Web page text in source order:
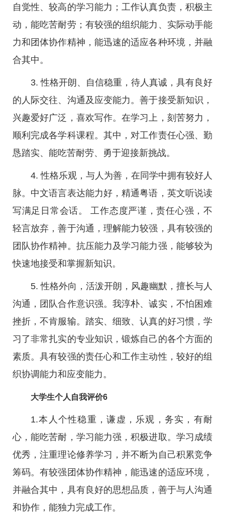
自觉性、较高的学习能力；工作认真负责，积极主
动，能吃苦耐劳；有较强的组织能力、实际动手能
力和团体协作精神，能迅速的适应各种环境，并融
合其中。
3. 性格开朗、自信稳重，待人真诚，具有良好
的人际交往、沟通及应变能力。善于接受新知识，
兴趣爱好广泛，喜欢写作。在学习上，刻苦努力，
顺利完成各学科课程。其中，对工作责任心强、勤
恳踏实、能吃苦耐劳、勇于迎接新挑战。
4. 性格乐观，与人为善，在同学中拥有较好人
脉。中文语言表达能力好，精通粤语，英文听说读
写满足日常会话。 工作态度严谨，责任心强，不
轻言放弃，善于沟通，理解能力较强，具有较强的
团队协作精神。抗压能力及学习能力强，能够较为
快速地接受和掌握新知识。
5. 性格外向，活泼开朗，风趣幽默，擅长与人
沟通，团队合作意识强。我淳朴、诚实，不怕困难
挫折，不肯服输。踏实、细致、认真的好习惯，学
习了非常扎实的专业知识，锻炼自己的各个方面的
素质。具有较强的责任心和工作主动性，较好的组
织协调能力和应变能力。
大学生个人自我评价6
1.本人个性稳重，谦虚，乐观，务实，有耐
心，能吃苦耐，学习能力强，积极进取。学习成绩
优秀，注重理论修养学习，并不断为自己积累竞争
筹码。有较强团体协作精神，能迅速的适应环境，
并融合其中，具有良好的思想品质，善于与人沟通
和协作，能独力完成工作。